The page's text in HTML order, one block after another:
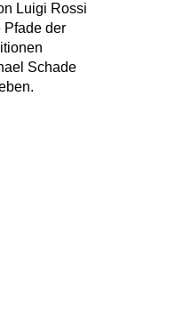
Luigi Rossi
Pfade der
Schade